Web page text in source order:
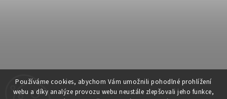
Používáme cookies, abychom Vám umožnili pohodlné prohlížení
webu a díky analýze provozu webu neustále zlepšovali jeho funkce,